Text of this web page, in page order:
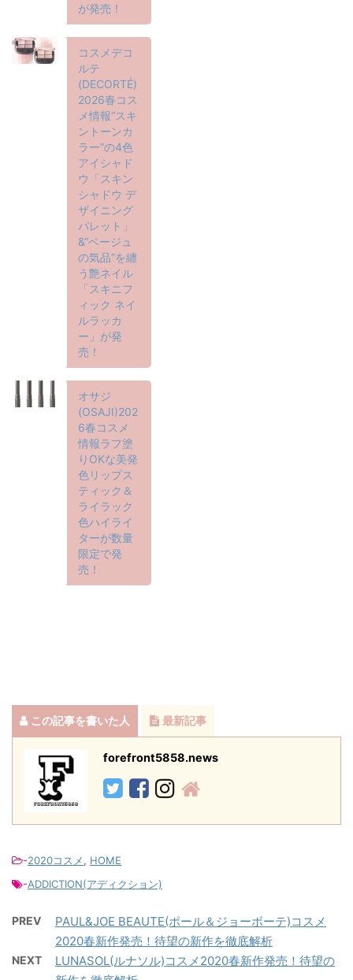
が発売！
コスメデコ
ルテ
(DECORTÉ)
2026春コス
メ情報“スキ
ントーンカ
ラー”の4色
アイシャド
ウ「スキン
シャドウ デ
ザイニング
パレット」
&“ベージュ
の気品”を纏
う艶ネイル
「スキニフ
ィック ネイ
ルラッカ
ー」が発
売！
オサジ
(OSAJI)202
6春コスメ
情報ラフ塗
りOKな美発
色リップス
ティック＆
ライラック
色ハイライ
ターが数量
限定で発
売！
この記事を書いた人 最新記事
forefront5858.news
-2020コスメ, HOME
-ADDICTION(アディクション)
PREV
PAUL&JOE BEAUTE(ポール＆ジョーボーテ)コスメ
2020春新作発売！待望の新作を徹底解析
NEXT
LUNASOL(ルナソル)コスメ2020春新作発売！待望の